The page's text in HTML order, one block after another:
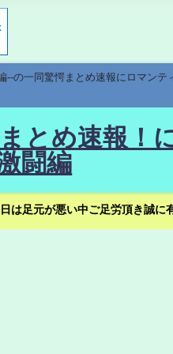
の一同驚愕まとめ速報にロマンテ
とめ速報！
闘編
足元が悪い中ご足労頂き誠に